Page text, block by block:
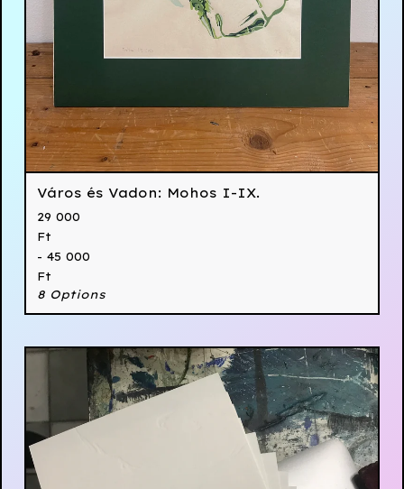
Város és Vadon: Mohos I-IX.
29 000
Ft
- 45 000
Ft
8 Options